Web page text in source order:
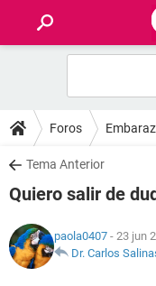
FOROS
SALUD
FAMILIA
NUTRICIÓN
Foros
Tema Anterior
Quiero salir de
paola0407 - 23 jun
Dr. Carlos